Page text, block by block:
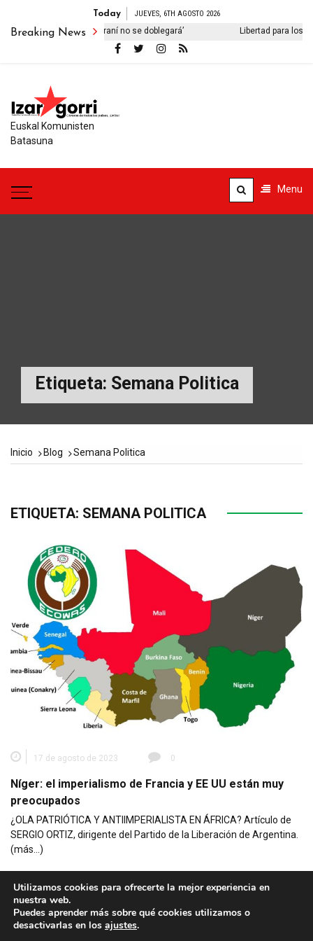
Today JUEVES, 6TH AGOSTO 2026
Breaking News
su libro ‘El viejo pueblo iraní no se doblegará’ Libertad para los
Euskal Komunisten
Batasuna
Menu
Etiqueta: Semana Politica
Inicio Blog Semana Politica
ETIQUETA: SEMANA POLITICA
17 de agosto de 2023 0
Níger: el imperialismo de Francia y EE UU están muy
preocupados
¿OLA PATRIÓTICA Y ANTIIMPERIALISTA EN ÁFRICA? Artículo de
SERGIO ORTIZ, dirigente del Partido de la Liberación de Argentina.
(más…)
Utilizamos cookies para ofrecerte la mejor experiencia en
nuestra web.
Puedes aprender más sobre qué cookies utilizamos o
desactivarlas en los ajustes.